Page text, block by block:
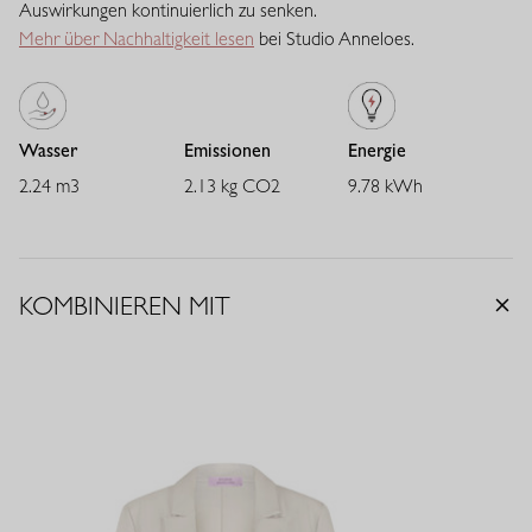
Das Emma Shirt lässt sich vielseitig kombinieren: zu Hosen,
Röcken oder Jeans für einen femininen, modernen Look. Der
ein elegantes Finish - ein stilvolles Essential für jede Garderobe.
Auswirkungen kontinuierlich zu senken.
Mehr über Nachhaltigkeit lesen bei Studio Anneloes.
Wasser
2.24 m3
Emissionen
2.13 kg CO2
Energie
9.78 kWh
KOMBINIEREN MIT